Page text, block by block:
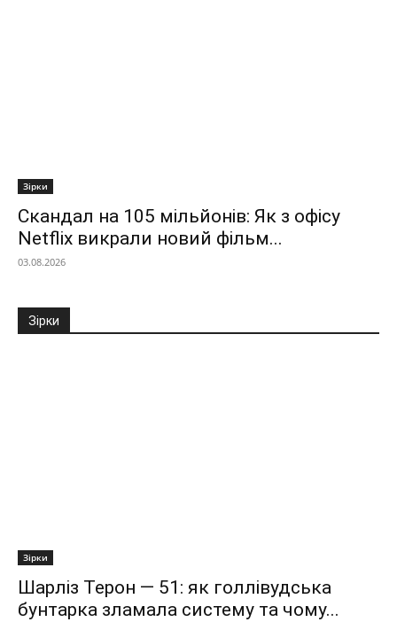
Зірки
Скандал на 105 мільйонів: Як з офісу
Netflix викрали новий фільм...
03.08.2026
Зірки
Зірки
Шарліз Терон — 51: як голлівудська
бунтарка зламала систему та чому...